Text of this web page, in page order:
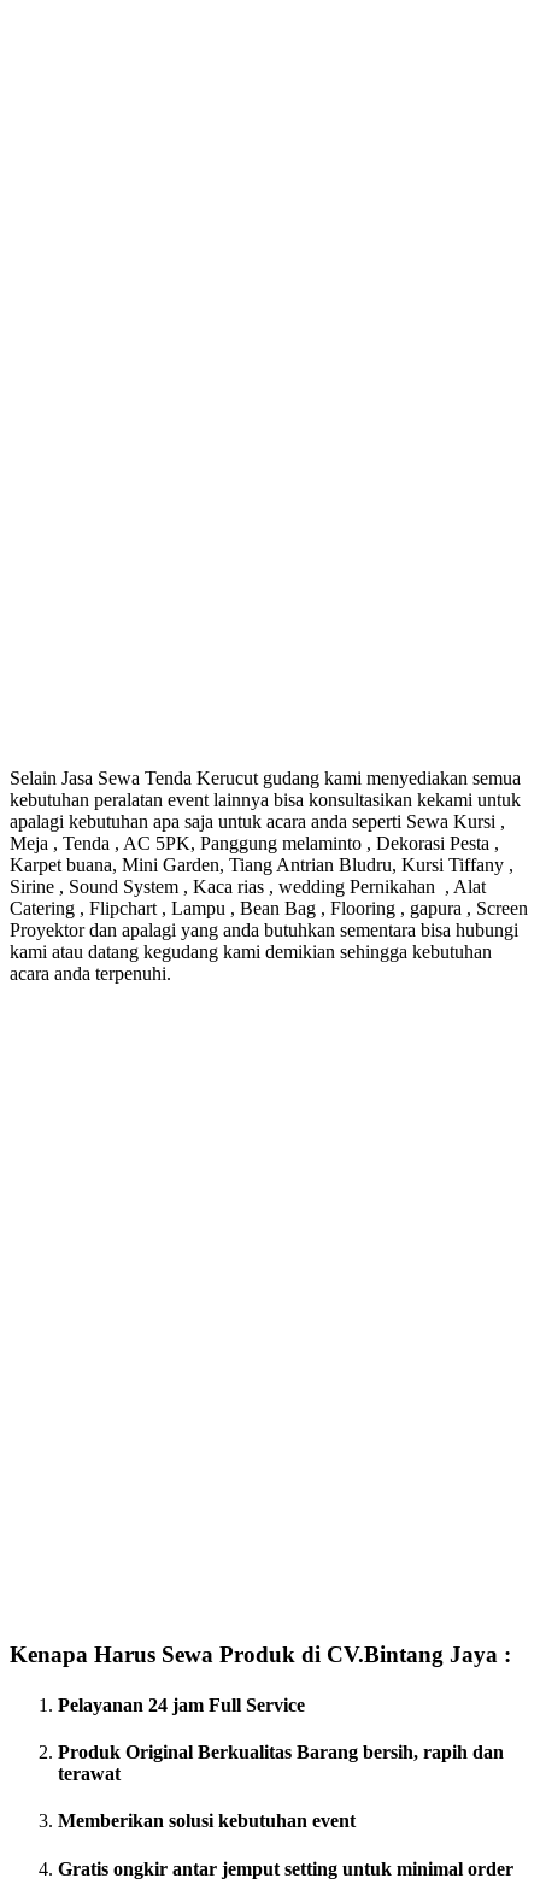
Selain Jasa Sewa Tenda Kerucut gudang kami menyediakan semua
kebutuhan peralatan event lainnya bisa konsultasikan kekami untuk
apalagi kebutuhan apa saja untuk acara anda seperti Sewa Kursi ,
Meja , Tenda , AC 5PK, Panggung melaminto , Dekorasi Pesta ,
Karpet buana, Mini Garden, Tiang Antrian Bludru, Kursi Tiffany ,
Sirine , Sound System , Kaca rias , wedding Pernikahan , Alat
Catering , Flipchart , Lampu , Bean Bag , Flooring , gapura , Screen
Proyektor dan apalagi yang anda butuhkan sementara bisa hubungi
kami atau datang kegudang kami demikian sehingga kebutuhan
acara anda terpenuhi.
Kenapa Harus Sewa Produk di CV.Bintang Jaya :
Pelayanan 24 jam Full Service
Produk Original Berkualitas Barang bersih, rapih dan
terawat
Memberikan solusi kebutuhan event
Gratis ongkir antar jemput setting untuk minimal order